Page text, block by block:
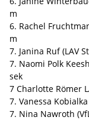
m
6. Rachel
m
7. Janina Ruf (LAV
7. Naomi Polk
sek
7 Charlotte Römer
7. Vanessa
7. Nina Nawroth